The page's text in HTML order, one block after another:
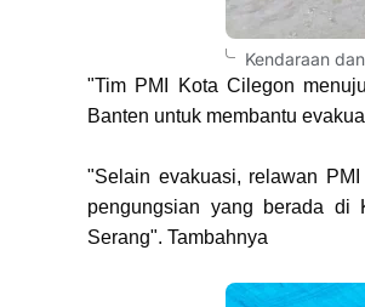
Kendaraan
"Tim PMI Kota Cilegon
Banten untuk membantu
"Selain evakuasi, relawan
pengungsian yang berada di
Serang". Tambahnya